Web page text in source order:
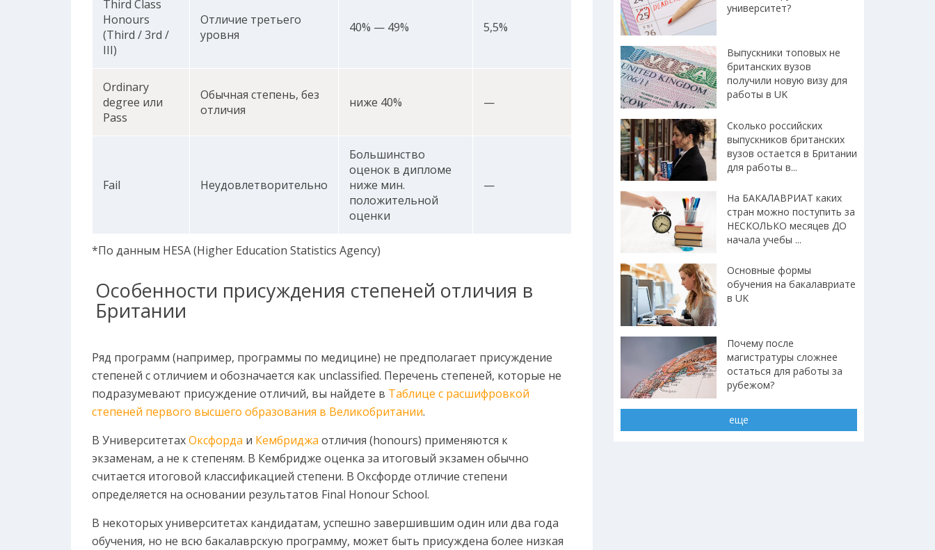
Third Class
Honours
(Third / 3rd /
III)
Отличие третьего
уровня
40% — 49% 5,5%
Ordinary
degree или
Pass
Обычная степень, без
отличия
ниже 40% —
Fail Неудовлетворительно
Большинство
оценок в дипломе
ниже мин.
положительной
оценки
—
*По данным HESA (Higher Education Statistics Agency)
Особенности присуждения степеней отличия в
Британии
Ряд программ (например, программы по медицине) не предполагает присуждение
степеней с отличием и обозначается как unclassified. Перечень степеней, которые не
подразумевают присуждение отличий, вы найдете в Таблице с расшифровкой
степеней первого высшего образования в Великобритании.
В УниверситетахОксфорда и Кембриджа отличия (honours) применяются к
экзаменам, а не к степеням. В Кембридже оценка за итоговый экзамен обычно
считается итоговой классификацией степени. В Оксфорде отличие степени
определяется на основании результатов Final Honour School.
В некоторых университетах кандидатам, успешно завершившим один или два года
обучения, но не всю бакалаврскую программу, может быть присуждена более низкая
университет?
Выпускники топовых не
британских вузов
получили новую визу для
работы в UK
Сколько российских
выпускников британских
вузов остается в Британии
для работы в...
На БАКАЛАВРИАТ каких
стран можно поступить за
НЕСКОЛЬКО месяцев ДО
начала учебы ...
Основные формы
обучения на бакалавриате
в UK
Почему после
магистратуры сложнее
остаться для работы за
рубежом?
еще